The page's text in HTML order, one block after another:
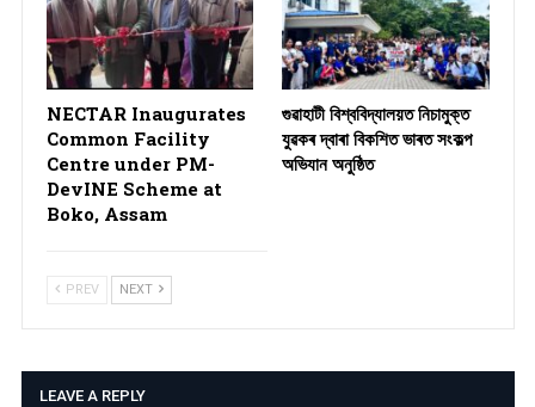
NECTAR Inaugurates
Common Facility
Centre under PM-
DevINE Scheme at
Boko, Assam
গুৱাহাটী বিশ্ববিদ্যালয়ত নিচামুক্ত
যুৱকৰ দ্বাৰা বিকশিত ভাৰত সংকল্প
অভিযান অনুষ্ঠিত
PREV NEXT
LEAVE A REPLY